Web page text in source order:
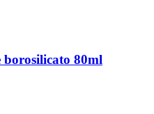
borosilicato 80ml